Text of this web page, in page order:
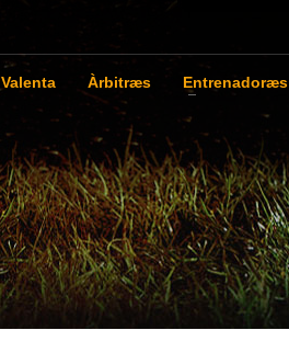
Valenta Àrbitræs Entrenadoræs